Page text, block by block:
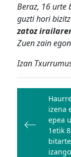
Beraz, 16 urte
guzti hori
zatoz
Zuen zain
Izan
zehar
nabigatu
izena
epea
1etik